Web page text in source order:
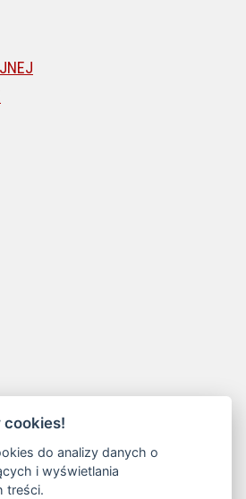
cookies!
do analizy danych o
i wyświetlania
treści.